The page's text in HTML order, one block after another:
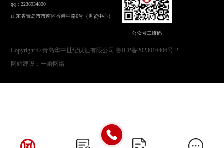
qq：2236934890
山东省青岛市市南区香港中路6号（世贸中心）
公众号二维码
Copyright © 青岛华中世纪认证有限公司鲁ICP备2023016406号-2
网站建设 ：一瞬网络